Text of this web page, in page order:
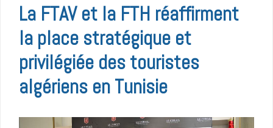
La FTAV et la FTH réaffirment
la place stratégique et
privilégiée des touristes
algériens en Tunisie